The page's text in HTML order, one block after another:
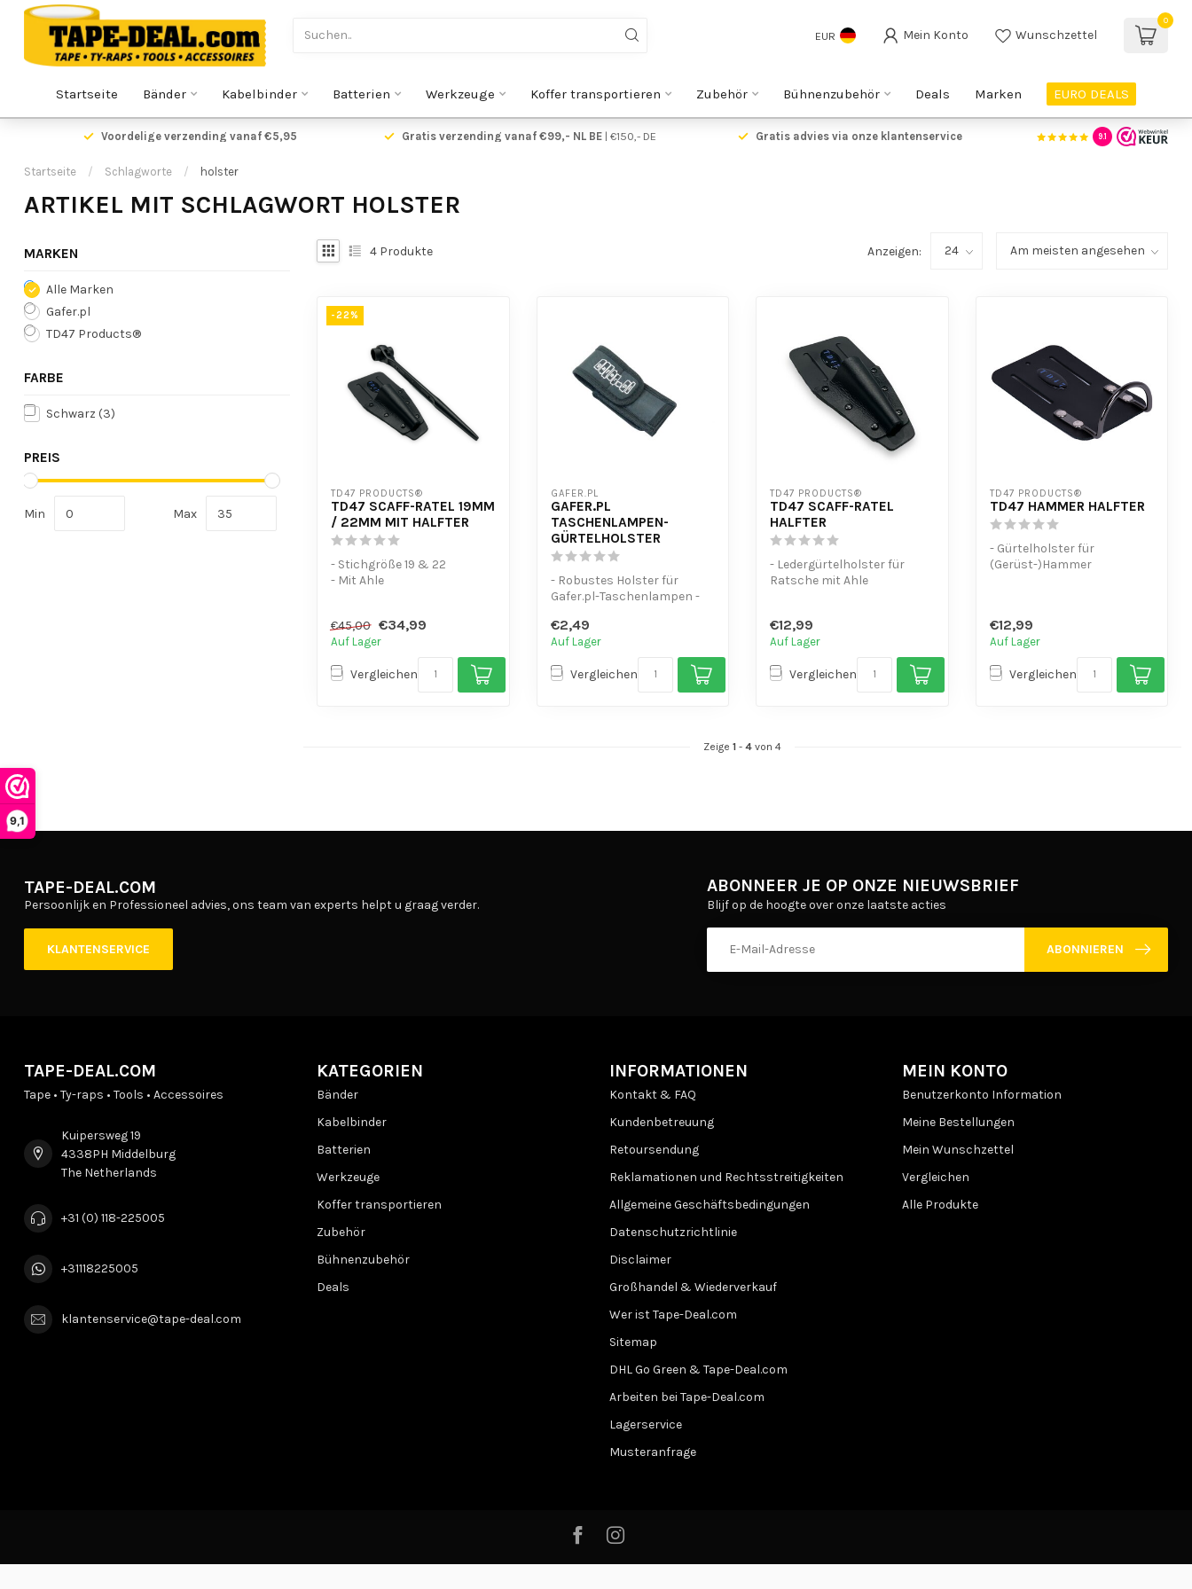
9,1
EUR Mein Konto Wunschzettel
0
Startseite Bänder Kabelbinder Batterien Werkzeuge Koffer transportieren Zubehör Bühnenzubehör Deals Marken EURO DEALS
Voordelige verzending vanaf €5,95 Gratis verzending vanaf €99,- NL BE| €150,- DE Gratis advies via onze klantenservice 9.1
Startseite / Schlagworte / holster
ARTIKEL MIT SCHLAGWORT HOLSTER
MARKEN
Alle Marken
Gafer.pl
TD47 Products®
FARBE
Schwarz (3)
PREIS
Min Max
4 Produkte Anzeigen:
-22%
TD47 PRODUCTS®
TD47 SCAFF-RATEL 19MM
/ 22MM MIT HALFTER
- Stichgröße 19 & 22
- Mit Ahle
€45,00 €34,99
Auf Lager
Vergleichen
GAFER.PL
GAFER.PL
TASCHENLAMPEN-
GÜRTELHOLSTER
- Robustes Holster für
Gafer.pl-Taschenlampen -
Klettverschlu...
€2,49
Auf Lager
Vergleichen
TD47 PRODUCTS®
TD47 SCAFF-RATEL
HALFTER
- Ledergürtelholster für
Ratsche mit Ahle
€12,99
Auf Lager
Vergleichen
TD47 PRODUCTS®
TD47 HAMMER HALFTER
- Gürtelholster für
(Gerüst-)Hammer
€12,99
Auf Lager
Vergleichen
Zeige 1 - 4 von 4
TAPE-DEAL.COM
Persoonlijk en Professioneel advies, ons team van experts helpt u graag verder.
KLANTENSERVICE
ABONNEER JE OP ONZE NIEUWSBRIEF
Blijf op de hoogte over onze laatste acties
ABONNIEREN
TAPE-DEAL.COM
Tape • Ty-raps • Tools • Accessoires
Kuipersweg 19
4338PH Middelburg
The Netherlands
+31 (0) 118-225005
+31118225005
klantenservice@tape-deal.com
KATEGORIEN
Bänder
Kabelbinder
Batterien
Werkzeuge
Koffer transportieren
Zubehör
Bühnenzubehör
Deals
INFORMATIONEN
Kontakt & FAQ
Kundenbetreuung
Retoursendung
Reklamationen und Rechtsstreitigkeiten
Allgemeine Geschäftsbedingungen
Datenschutzrichtlinie
Disclaimer
Großhandel & Wiederverkauf
Wer ist Tape-Deal.com
Sitemap
DHL Go Green & Tape-Deal.com
Arbeiten bei Tape-Deal.com
Lagerservice
Musteranfrage
MEIN KONTO
Benutzerkonto Information
Meine Bestellungen
Mein Wunschzettel
Vergleichen
Alle Produkte